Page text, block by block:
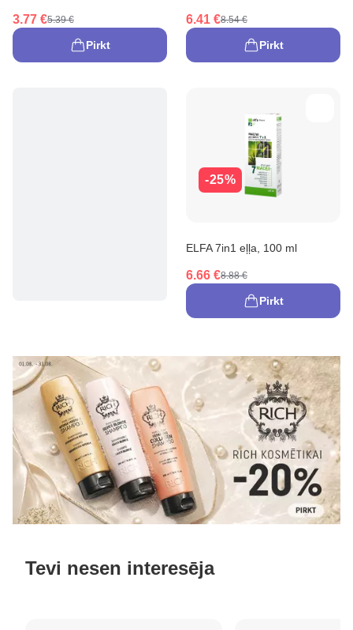
3.77 €5.39 €
Pirkt
6.41 €8.54 €
Pirkt
-25%
ELFA 7in1 eļļa, 100 ml
6.66 €8.88 €
Pirkt
Tevi nesen interesēja